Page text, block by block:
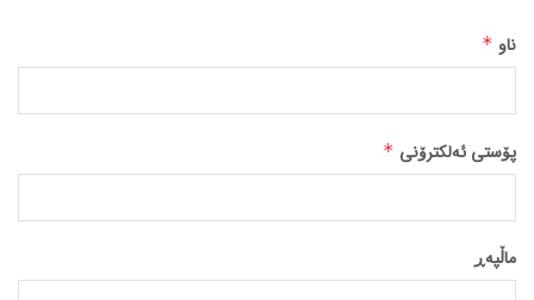
ناو *
پۆستی ئەلکترۆنی *
ماڵپه‌ڕ